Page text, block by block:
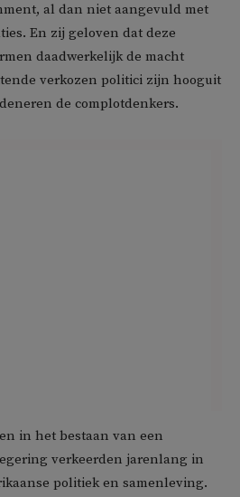
al dan niet aangevuld met
En zij geloven dat deze
daadwerkelijk de macht
verkozen politici zijn hooguit
de complotdenkers.
in het bestaan van een
verkeerden jarenlang in
politiek en samenleving.